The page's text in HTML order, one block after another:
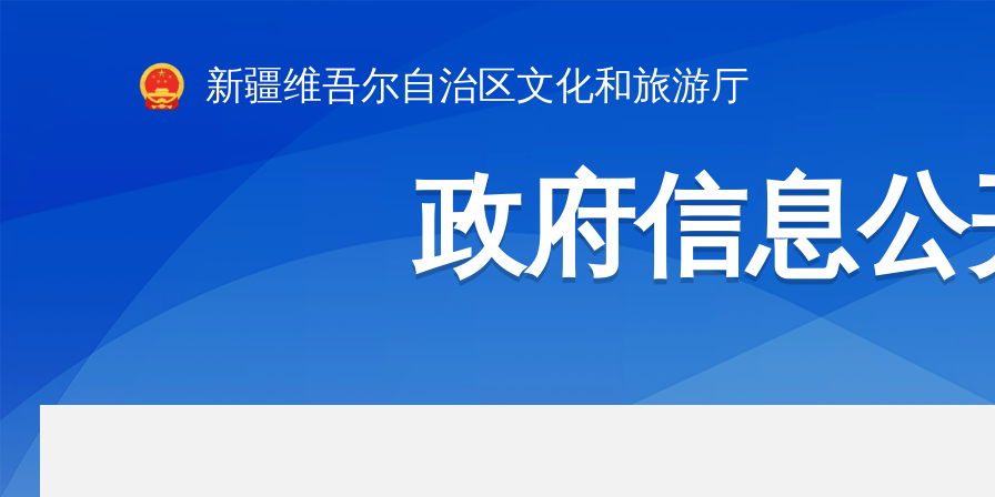
新疆维吾尔自治区文化和旅游厅
政府信息公